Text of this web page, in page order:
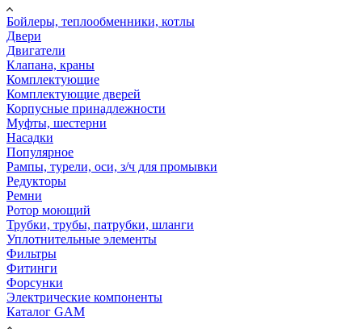
Бойлеры, теплообменники, котлы
Двери
Двигатели
Клапана, краны
Комплектующие
Комплектующие дверей
Корпусные принадлежности
Муфты, шестерни
Насадки
Популярное
Рампы, турели, оси, з/ч для промывки
Редукторы
Ремни
Ротор моющий
Трубки, трубы, патрубки, шланги
Уплотнительные элементы
Фильтры
Фитинги
Форсунки
Электрические компоненты
Каталог GAM